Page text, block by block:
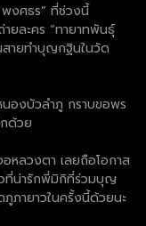
งศธร” ที่ช่วงนี้
ยละคร “ทายาทพันธุ์
สายทำบุญกฐินในวัด
นองบัวลำภู กราบขอพร
ด้วย
หลวงตา เลยถือโอกาส
น่ารักพี่มิกิที่ร่วมบุญ
ภายาวในครั้งนี้ด้วยนะ